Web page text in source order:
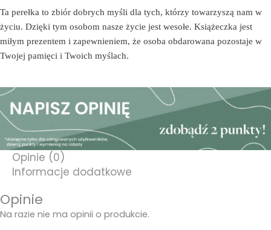
ciebie
bo
cię
lubię
Ta perełka to zbiór dobrych myśli dla tych, którzy towarzyszą nam w
życiu. Dzięki tym osobom nasze życie jest wesołe. Książeczka jest
miłym prezentem i zapewnieniem, że osoba obdarowana pozostaje w
Twojej pamięci i Twoich myślach.
Opinie (0)
Informacje dodatkowe
Opinie
Na razie nie ma opinii o produkcie.